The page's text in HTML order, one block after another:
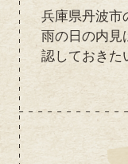
兵庫県丹波市
雨の日の内見
認しておきた
す！ ✔️ 雨漏
水はけ ✔️ 周
や換気状況 ✔️
では分から
して住める